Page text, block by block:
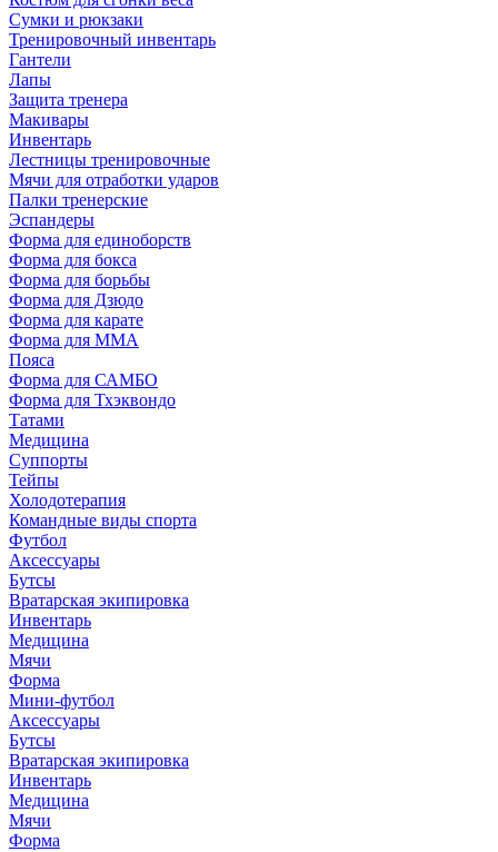
Сумки и рюкзаки
Тренировочный инвентарь
Гантели
Лапы
Защита тренера
Макивары
Инвентарь
Лестницы тренировочные
Мячи для отработки ударов
Палки тренерские
Эспандеры
Форма для единоборств
Форма для бокса
Форма для борьбы
Форма для Дзюдо
Форма для карате
Форма для MMA
Пояса
Форма для САМБО
Форма для Тхэквондо
Татами
Медицина
Суппорты
Тейпы
Холодотерапия
Командные виды спорта
Футбол
Аксессуары
Бутсы
Вратарская экипировка
Инвентарь
Медицина
Мячи
Форма
Мини-футбол
Аксессуары
Бутсы
Вратарская экипировка
Инвентарь
Медицина
Мячи
Форма